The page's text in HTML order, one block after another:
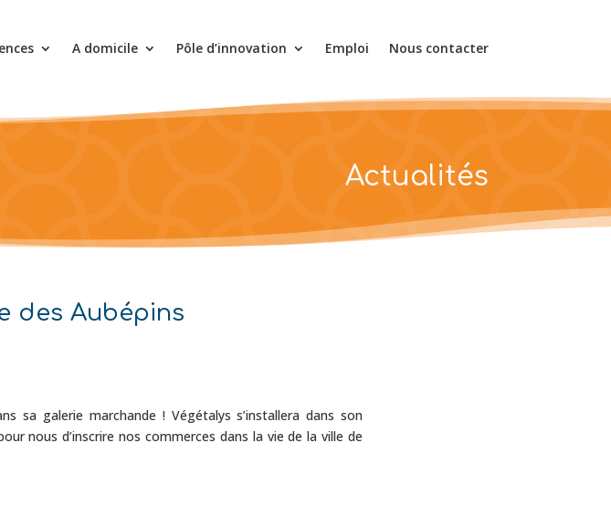
A domicile Pôle d’innovation Emploi Nous contacter
Actualités
des Aubépins
sa galerie marchande ! Végétalys s’installera dans son
nous d’inscrire nos commerces dans la vie de la ville de